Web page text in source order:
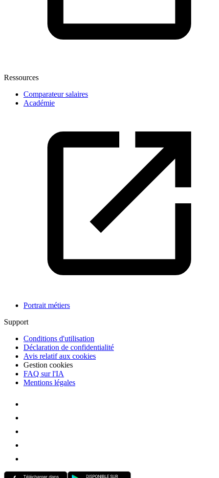
Ressources
Comparateur salaires
Académie
Portrait métiers
Support
Conditions d'utilisation
Déclaration de confidentialité
Avis relatif aux cookies
Gestion cookies
FAQ sur l'IA
Mentions légales